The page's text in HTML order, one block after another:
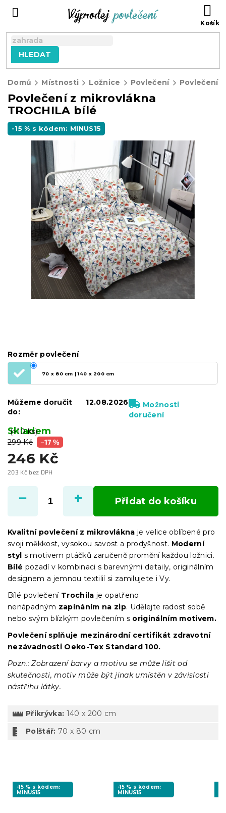
HLEDAT
Domů Místnosti Ložnice Povlečení Povlečení
Povlečení z mikrovlákna
TROCHILA bílé
-15 % s kódem: MINUS15
299 Kč –17 %
246 Kč
203 Kč bez DPH
cena:
Skladem
(>10 ks)
Rozměr povlečení
70 x 80 cm | 140 x 200 cm
Můžeme doručit
do:
12.08.2026
Možnosti
doručení
Přidat do košíku
Kvalitní povlečení z mikrovlákna je velice oblíbené pro
svoji měkkost, vysokou savost a prodyšnost. Moderní
styl s motivem ptáčků zaručeně promění každou ložnici.
Bílé pozadí v kombinaci s barevnými detaily, originálním
designem a jemnou textilií si zamilujete i Vy.
Bílé povlečeníTrochila je opatřeno
nenápadným zapínáním na zip. Udělejte radost sobě
nebo svým blízkým povlečením s originálním motivem.
Povlečení splňuje mezinárodní certifikát zdravotní
nezávadnosti Oeko-Tex Standard 100.
Pozn.: Zobrazení barvy a motivu se může lišit od
skutečnosti, motiv může být jinak umístěn v závislosti
nástřihu látky.
Přikrývka: 140 x 200 cm
Polštář: 70 x 80 cm
-15 % s kódem:
MINUS15
-15 % s kódem:
MINUS15